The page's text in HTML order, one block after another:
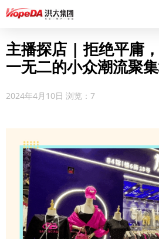
主播探店 | 拒绝平庸
一无二的小众潮流聚集
2024年4月10日 浏览：7